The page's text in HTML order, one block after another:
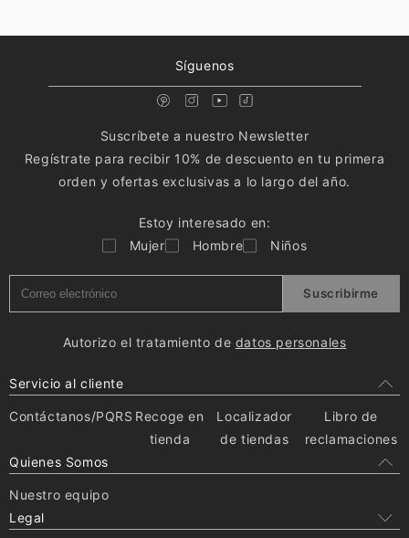
Síguenos
Suscríbete a nuestro Newsletter
Regístrate para recibir 10% de descuento en tu primera
orden y ofertas exclusivas a lo largo del año.
Estoy interesado en:
Mujer
Hombre Niños
Suscribirme
Autorizo el tratamiento de datos personales
Servicio al cliente
Contáctanos/PQRS Recoge en
tienda
Localizador
de tiendas
Libro de
reclamaciones
Quienes Somos
Nuestro equipo
Legal